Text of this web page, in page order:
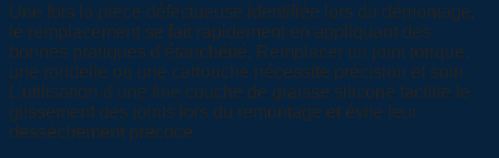
Une fois la pièce défectueuse identifiée lors du démontage,
le remplacement se fait rapidement en appliquant des
bonnes pratiques d’étanchéité. Remplacer un joint torique,
une rondelle ou une cartouche nécessite précision et soin.
L’utilisation d’une fine couche de graisse silicone facilite le
glissement des joints lors du remontage et évite leur
dessèchement précoce.